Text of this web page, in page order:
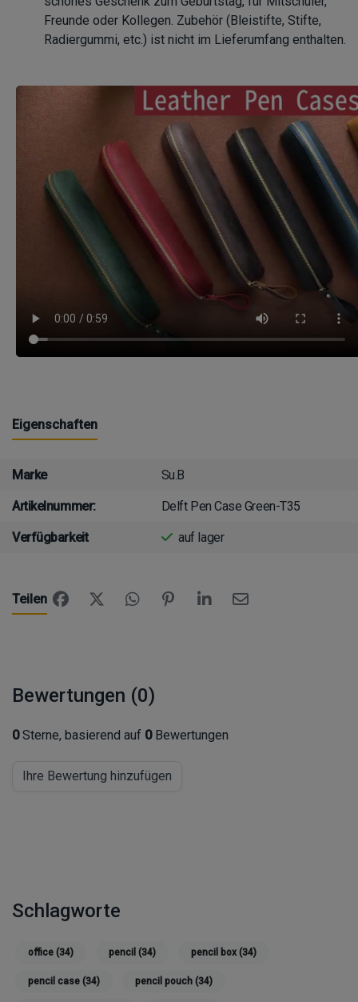
Freunde oder Kollegen. Zubehör (Bleistifte, Stifte,
Radiergummi, etc.) ist nicht im Lieferumfang enthalten.
Eigenschaften
Marke Su.B
Artikelnummer: Delft Pen Case Green-T35
Verfügbarkeit auf lager
Teilen
Bewertungen (0)
0Sterne, basierend auf 0Bewertungen
Ihre Bewertung hinzufügen
Schlagworte
office (34) pencil (34) pencil box(34)
pencil case (34) pencil pouch (34)